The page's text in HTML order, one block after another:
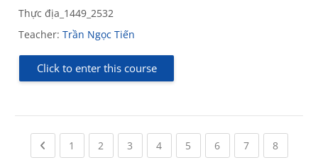
Thực địa_1449_2532
Teacher: Trần Ngọc Tiến
Click to enter this course
Previous page
1 (current)
2 (current)
3 (current)
4(current)
5 (current)
6(current)
7(current)
8(current)